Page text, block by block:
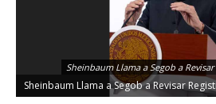
Sheinbaum Llama a Segob a
Sheinbaum Llama a Segob a Revisar